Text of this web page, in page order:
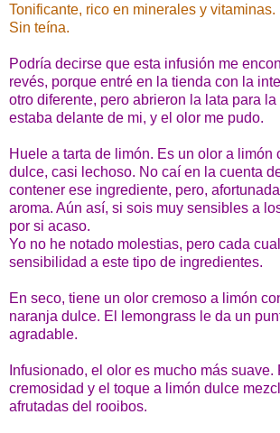
Tonificante, rico en minerales y vitaminas.
Sin teína.
Podría decirse que esta infusión me
revés, porque entré en la tienda con la
otro diferente, pero abrieron la lata para
estaba delante de mi, y el olor me pudo.
Huele a tarta de limón. Es un olor a limón
dulce, casi lechoso. No caí en la cuenta
contener ese ingrediente, pero,
aroma. Aún así, si sois muy sensibles a
por si acaso.
Yo no he notado molestias, pero cada
sensibilidad a este tipo de ingredientes.
En seco, tiene un olor cremoso a limón
naranja dulce. El lemongrass le da un
agradable.
Infusionado, el olor es mucho más suave.
cremosidad y el toque a limón dulce
afrutadas del rooibos.